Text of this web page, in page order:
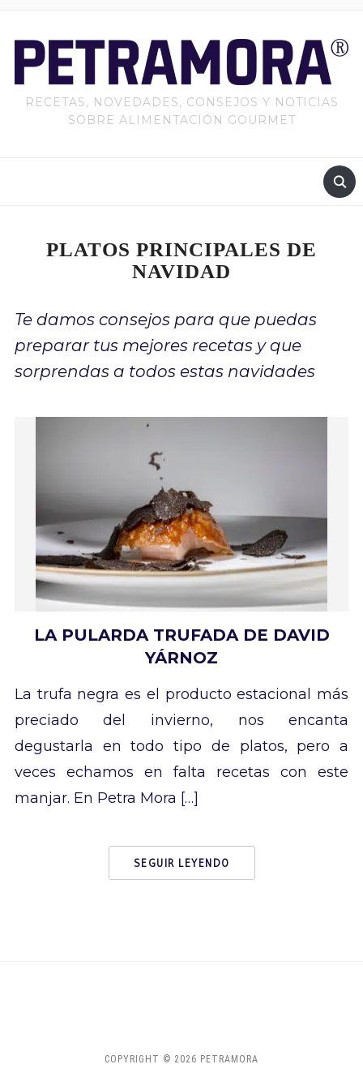
RECETAS, NOVEDADES, CONSEJOS Y NOTICIAS
SOBRE ALIMENTACIÓN GOURMET
PLATOS PRINCIPALES DE
NAVIDAD
Te damos consejos para que puedas
preparar tus mejores recetas y que
sorprendas a todos estas navidades
LA PULARDA TRUFADA DE DAVID
YÁRNOZ
La trufa negra es el producto estacional más
preciado del invierno, nos encanta
degustarla en todo tipo de platos, pero a
veces echamos en falta recetas con este
manjar. En Petra Mora […]
SEGUIR LEYENDO
COPYRIGHT © 2026 PETRAMORA